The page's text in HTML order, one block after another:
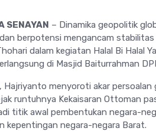
SENAYAN – Dinamika geopolitik
berpotensi mengancam
dalam kegiatan Halal Bi Halal
di Masjid Baiturrahman
Hajriyanto menyoroti akar
runtuhnya Kekaisaran Ottoman
titik awal pembentukan negara-
kepentingan negara-negara Barat.